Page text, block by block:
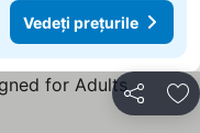
Vedeți prețurile
Distribuiți